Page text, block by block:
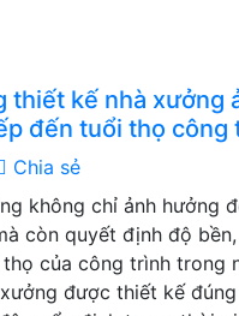
thiết kế nhà xưởng
đến tuổi thọ công
Chia sẻ
không chỉ ảnh hưởng
còn quyết định độ
của công trình trong
được thiết kế